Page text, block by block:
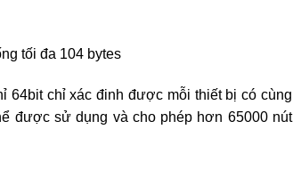
tối đa 104 bytes
64bit chỉ xác đinh được mỗi thiết bị có cùng
được sử dụng và cho phép hơn 65000 nút